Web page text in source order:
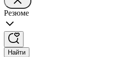
Резюме
Найти